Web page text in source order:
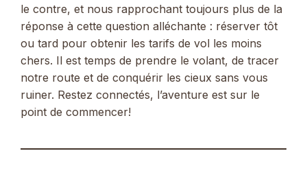
le contre, et nous rapprochant toujours plus de la
réponse à cette question alléchante : réserver tôt
ou tard pour obtenir les tarifs de vol les moins
chers. Il est temps de prendre le volant, de tracer
notre route et de conquérir les cieux sans vous
ruiner. Restez connectés, l’aventure est sur le
point de commencer!